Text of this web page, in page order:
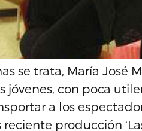
se trata, María José
jóvenes, con poca
a los
producción